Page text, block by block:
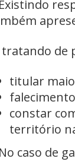
tratando de
titular
constar
território
caso de